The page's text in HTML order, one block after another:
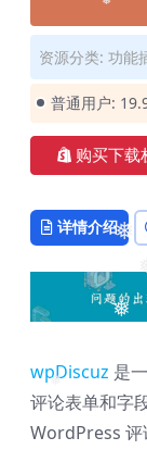
❅
❅
❅
资源分类: 功能
普通用户:
购买下载
详情介绍
wpDiscuz 是
评论表单和字
WordPress 评